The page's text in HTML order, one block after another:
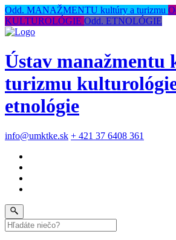
Odd. MANAŽMENTU kultúry a turizmu
KULTUROLÓGIE Odd. ETNOLÓGIE
Ústav manažmentu
turizmu
etnológie
info@umktke.sk + 421 37 6408 361